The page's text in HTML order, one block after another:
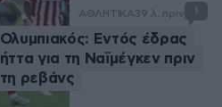
ΑΘΛΗΤΙΚΑ39 λ. πριν 1
Ολυμπιακός: Εντός έδρας
ήττα για τη Ναϊμέγκεν πριν
τη ρεβάνς